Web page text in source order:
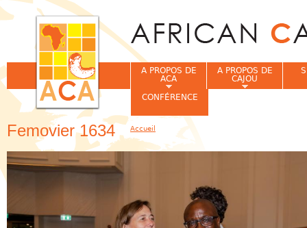
Femovier 1634
A PROPOS DE
ACA
A PROPOS DE
CAJOU
CONFÉRENCE
Vous êtes ici
Accueil